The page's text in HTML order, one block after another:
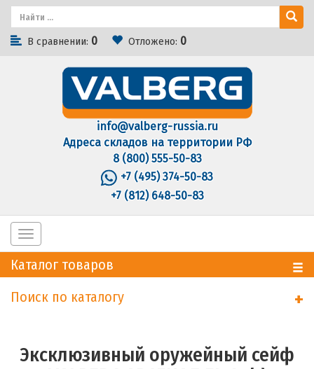
В сравнении: 0 Отложено: 0
info@valberg-russia.ru
Адреса складов на территории РФ
8 (800) 555-50-83
+7 (495) 374-50-83
+7 (812) 648-50-83
Toggle
navigation
Каталог товаров
Поиск по каталогу
+
Эксклюзивный оружейный сейф